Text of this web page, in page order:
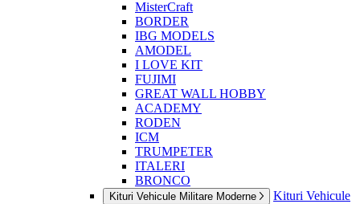
MisterCraft
BORDER
IBG MODELS
AMODEL
I LOVE KIT
FUJIMI
GREAT WALL HOBBY
ACADEMY
RODEN
ICM
TRUMPETER
ITALERI
BRONCO
Kituri Vehicule Militare Moderne
Kituri Vehicule